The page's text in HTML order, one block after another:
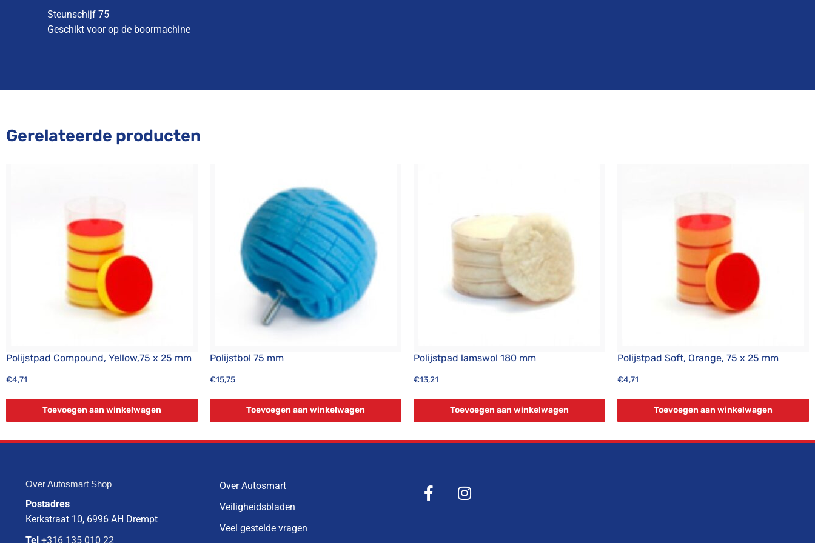
Steunschijf 75
Geschikt voor op de boormachine
Gerelateerde producten
Polijstpad Compound, Yellow,75 x 25 mm
€4,71
Toevoegen aan winkelwagen
Polijstbol 75 mm
€15,75
Toevoegen aan winkelwagen
Polijstpad lamswol 180 mm
€13,21
Toevoegen aan winkelwagen
Polijstpad Soft, Orange, 75 x 25 mm
€4,71
Toevoegen aan winkelwagen
Over Autosmart Shop
Postadres
Kerkstraat 10, 6996 AH Drempt
Tel +316 135 010 22
Over Autosmart
Veiligheidsbladen
Veel gestelde vragen